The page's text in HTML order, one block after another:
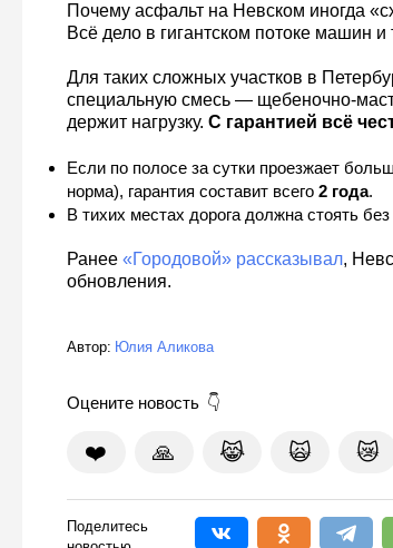
Почему асфальт на Невском иногда
Всё дело в гигантском потоке машин
Для таких сложных участков в
специальную смесь — щебеночно-
держит нагрузку. С гарантией всё
Если по полосе за сутки проезжает
норма), гарантия составит всего 2 года.
В тихих местах дорога должна стоять
Ранее «Городовой» рассказывал,
обновления.
Автор: Юлия Аликова
Оцените новость
❤️ 🙏 😹 🙀 😿
Поделитесь